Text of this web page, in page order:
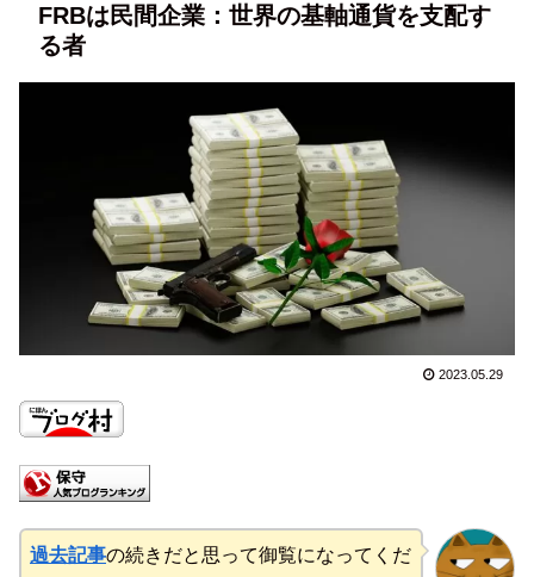
FRBは民間企業：世界の基軸通貨を支配す
る者
2023.05.29
過去記事の続きだと思って御覧になってくだ